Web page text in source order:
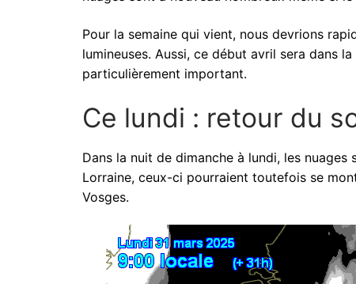
Pour la semaine qui vient, nous devrions
lumineuses. Aussi, ce début avril sera dans
particulièrement important.
Ce lundi : retour du
Dans la nuit de dimanche à lundi, les
Lorraine, ceux-ci pourraient toutefois se
Vosges.